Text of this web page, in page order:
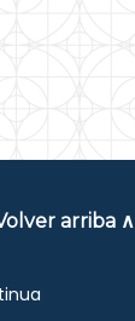
arriba ∧